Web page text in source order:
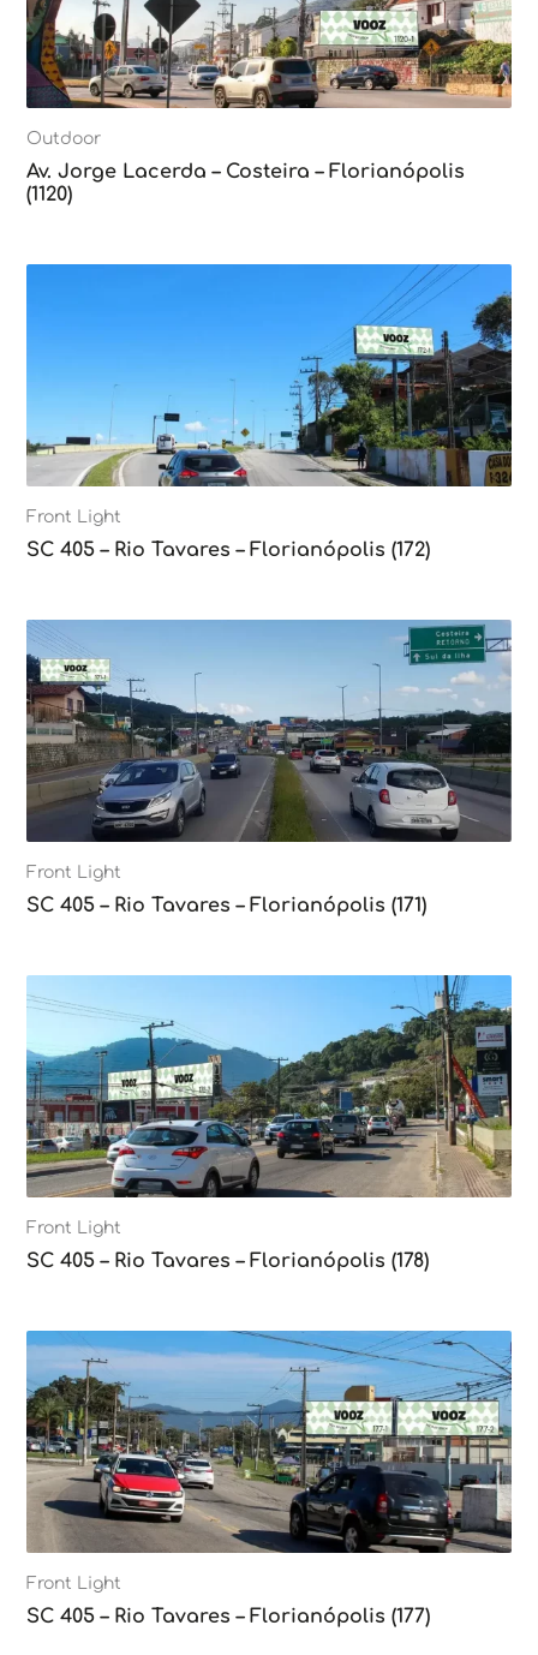
Outdoor
Av. Jorge Lacerda – Costeira – Florianópolis
(1120)
Front Light
SC 405 – Rio Tavares – Florianópolis (172)
Front Light
SC 405 – Rio Tavares – Florianópolis (171)
Front Light
SC 405 – Rio Tavares – Florianópolis (178)
Front Light
SC 405 – Rio Tavares – Florianópolis (177)